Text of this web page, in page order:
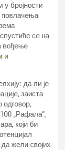
у бројности
повлачења
се на
вођење
и
да ли је
заиста
„Рафала“,
који би
жели својих